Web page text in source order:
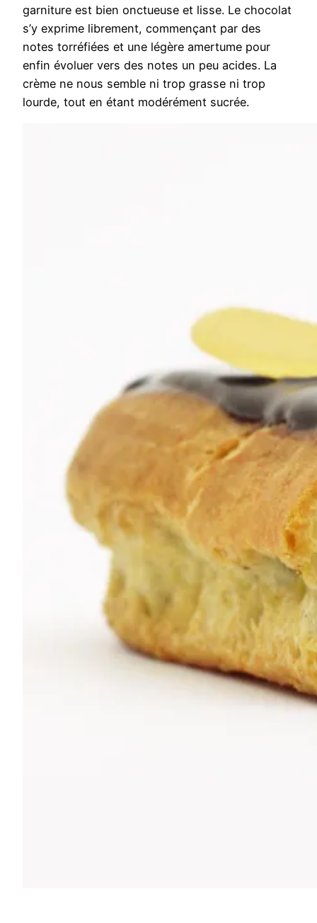
garniture est bien onctueuse et lisse. Le chocolat
s’y exprime librement, commençant par des
notes torréfiées et une légère amertume pour
enfin évoluer vers des notes un peu acides. La
crème ne nous semble ni trop grasse ni trop
lourde, tout en étant modérément sucrée.